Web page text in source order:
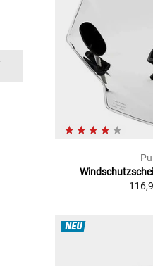
NEU